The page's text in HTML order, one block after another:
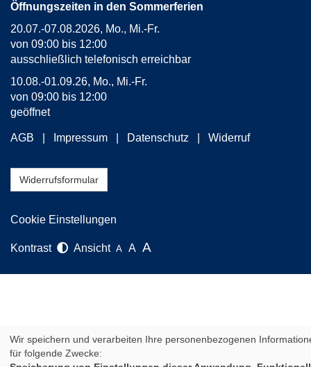
Öffnungszeiten in den Sommerferien
20.07.-07.08.2026, Mo., Mi.-Fr.
von 09:00 bis 12:00
ausschließlich telefonisch erreichbar
10.08.-01.09.26, Mo., Mi.-Fr.
von 09:00 bis 12:00
geöffnet
AGB Impressum Datenschutz Widerruf
Widerrufsformular
Cookie Einstellungen
Kontrast Ansicht A A A
Wir speichern und verarbeiten Ihre personenbezogenen
für folgende Zwecke: